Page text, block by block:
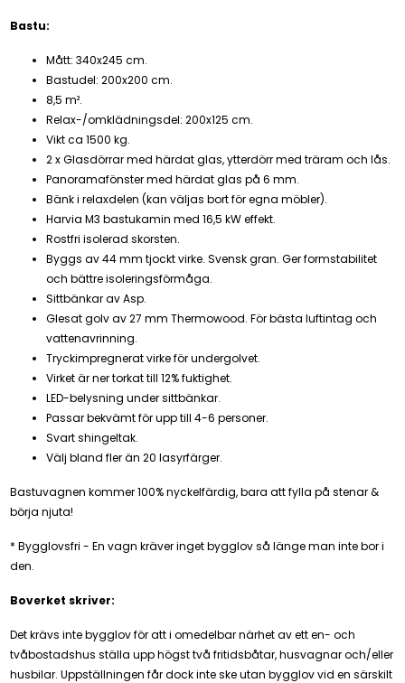
Bastu:
Mått: 340x245 cm.
Bastudel: 200x200 cm.
8,5 m².
Relax-/omklädningsdel: 200x125 cm.
Vikt ca 1500 kg.
2 x Glasdörrar med härdat glas, ytterdörr med träram och lås.
Panoramafönster med härdat glas på 6 mm.
Bänk i relaxdelen (kan väljas bort för egna möbler).
Harvia M3 bastukamin med 16,5 kW effekt.
Rostfri isolerad skorsten.
Byggs av 44 mm tjockt virke. Svensk gran. Ger formstabilitet
och bättre isoleringsförmåga.
Sittbänkar av Asp.
Glesat golv av 27 mm Thermowood. För bästa luftintag och
vattenavrinning.
Tryckimpregnerat virke för undergolvet.
Virket är ner torkat till 12% fuktighet.
LED-belysning under sittbänkar.
Passar bekvämt för upp till 4-6 personer.
Svart shingeltak.
Välj bland fler än 20 lasyrfärger.
Bastuvagnen kommer 100% nyckelfärdig, bara att fylla på stenar &
börja njuta!
* Bygglovsfri - En vagn kräver inget bygglov så länge man inte bor i
den.
Boverket skriver:
Det krävs inte bygglov för att i omedelbar närhet av ett en- och
tvåbostadshus ställa upp högst två fritidsbåtar, husvagnar och/eller
husbilar. Uppställningen får dock inte ske utan bygglov vid en särskilt